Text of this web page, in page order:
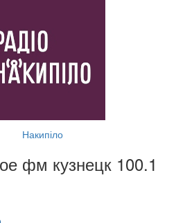
Накипіло
фм кузнецк 100.1